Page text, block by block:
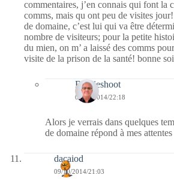
commentaires, j’en connais qui font la
comms, mais qu ont peu de visites
de domaine, c’est lui qui va être
nombre de visiteurs; pour la petite
du mien, on m’ a laissé des comms
visite de la prison de la santé! bonne
Bernieshoot
09/10/2014/22:18
Alors je verrais dans quelques
de domaine répond à mes attentes
dacaiod
09/10/2014/21:03